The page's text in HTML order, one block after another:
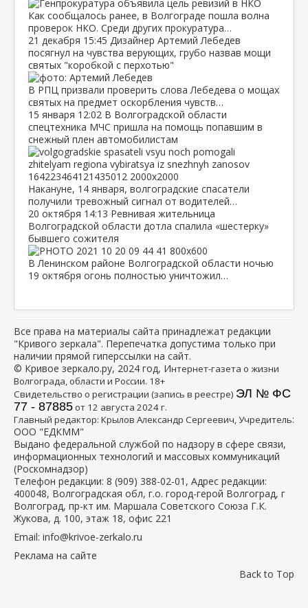
Как сообщалось ранее, в Волгограде пошла волна
проверок НКО. Среди других прокуратура…
21 декабря 15:45 Дизайнер Артемий Лебедев
посягнул на чувства верующих, грубо назвав мощи
святых "коробкой с перхотью"
В РПЦ призвали проверить слова Лебедева о мощах
святых на предмет оскорбления чувств…
15 января 12:02 В Волгоградской области
спецтехника МЧС пришла на помощь попавшим в
снежный плен автомобилистам
Накануне, 14 января, волгоградские спасатели
получили тревожный сигнал от водителей…
20 октября 14:13 Ревнивая жительница
Волгоградской области дотла спалила «шестерку»
бывшего сожителя
В Ленинском районе Волгоградской области ночью
19 октября огонь полностью уничтожил…
Все права на материалы сайта принадлежат редакции
"Кривого зеркала". Перепечатка допустима только при
наличии прямой гиперссылки на сайт.
© Кривое зеркало.ру, 2024 год, Интернет-газета о жизни
Волгограда, области и России. 18+
Свидетельство о регистрации (запись в реестре) ЭЛ № ФС
77 - 87885от 12 августа 2024 г.
Главный редактор: Крылов Александр Сергеевич, Учредитель:
ООО "ЕДКММ"
Выдано федеральной службой по надзору в сфере связи,
информационных технологий и массовых коммуникаций
(Роскомнадзор)
Телефон редакции: 8 (909) 388-02-01 , Адрес редакции:
400048, Волгоградская обл, г.о. город-герой Волгоград, г
Волгоград, пр-кт им. Маршала Советского Союза Г.К.
Жукова, д. 100, этаж 18, офис 221
Email: info@krivoe-zerkalo.ru
Реклама на сайте
Back to Top